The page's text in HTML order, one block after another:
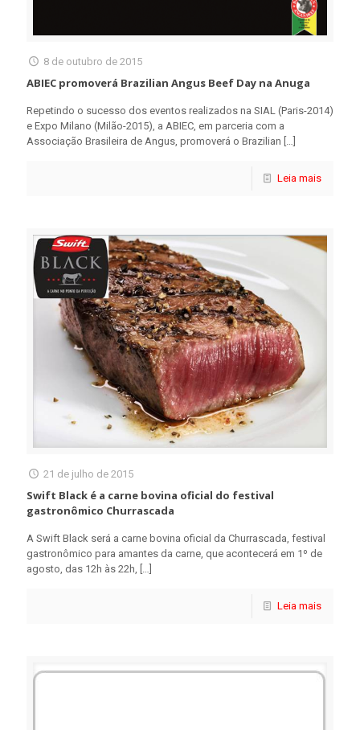
8 de outubro de 2015
ABIEC promoverá Brazilian Angus Beef Day na Anuga
Repetindo o sucesso dos eventos realizados na SIAL (Paris-2014)
e Expo Milano (Milão-2015), a ABIEC, em parceria com a
Associação Brasileira de Angus, promoverá o Brazilian […]
Leia mais
21 de julho de 2015
Swift Black é a carne bovina oficial do festival
gastronômico Churrascada
A Swift Black será a carne bovina oficial da Churrascada, festival
gastronômico para amantes da carne, que acontecerá em 1º de
agosto, das 12h às 22h, […]
Leia mais